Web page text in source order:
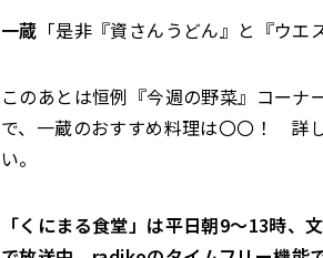
一蔵 「是非『資さんうどん』と『ウエ
このあとは恒例『今週の野菜』コーナ
で、一蔵のおすすめ料理は〇〇！ 詳
い。
「くにまる食堂」は平日朝9～13時